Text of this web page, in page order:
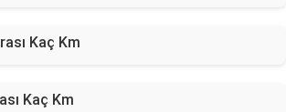
Kaç Km
Kaç Km